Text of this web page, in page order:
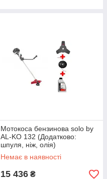
Мотокоса бензинова solo by
AL-KO 132 (Додатково:
шпуля, ніж, олія)
Немає в наявності
15 436 ₴